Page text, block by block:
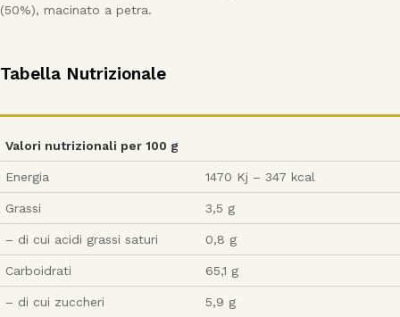
(50%), macinato a petra.
Tabella Nutrizionale
Valori nutrizionali per 100 g
Energia 1470 Kj – 347 kcal
Grassi 3,5 g
– di cui acidi grassi saturi 0,8 g
Carboidrati 65,1 g
– di cui zuccheri 5,9 g